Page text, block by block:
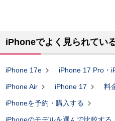
iPhoneでよく見られてい
iPhone 17e  iPhone 17 Pro・
iPhone Air  iPhone 17  料
iPhoneを予約・購入する 